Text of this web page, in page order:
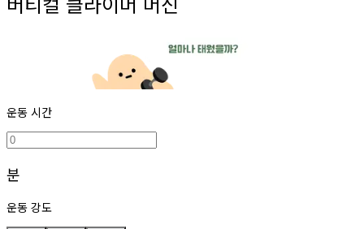
운동 시간
분
운동 강도